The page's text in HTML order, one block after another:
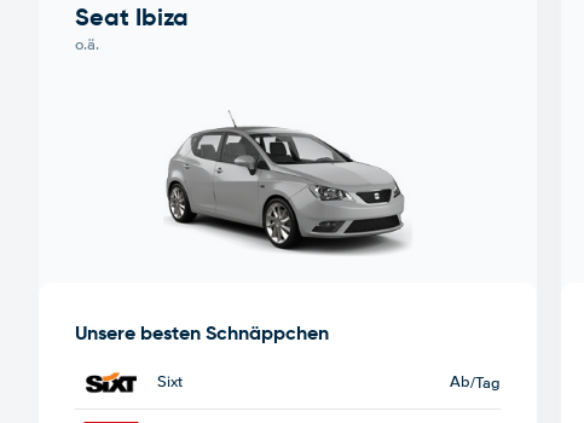
Seat Ibiza
o.ä.
Unsere besten Schnäppchen
Sixt Ab/Tag